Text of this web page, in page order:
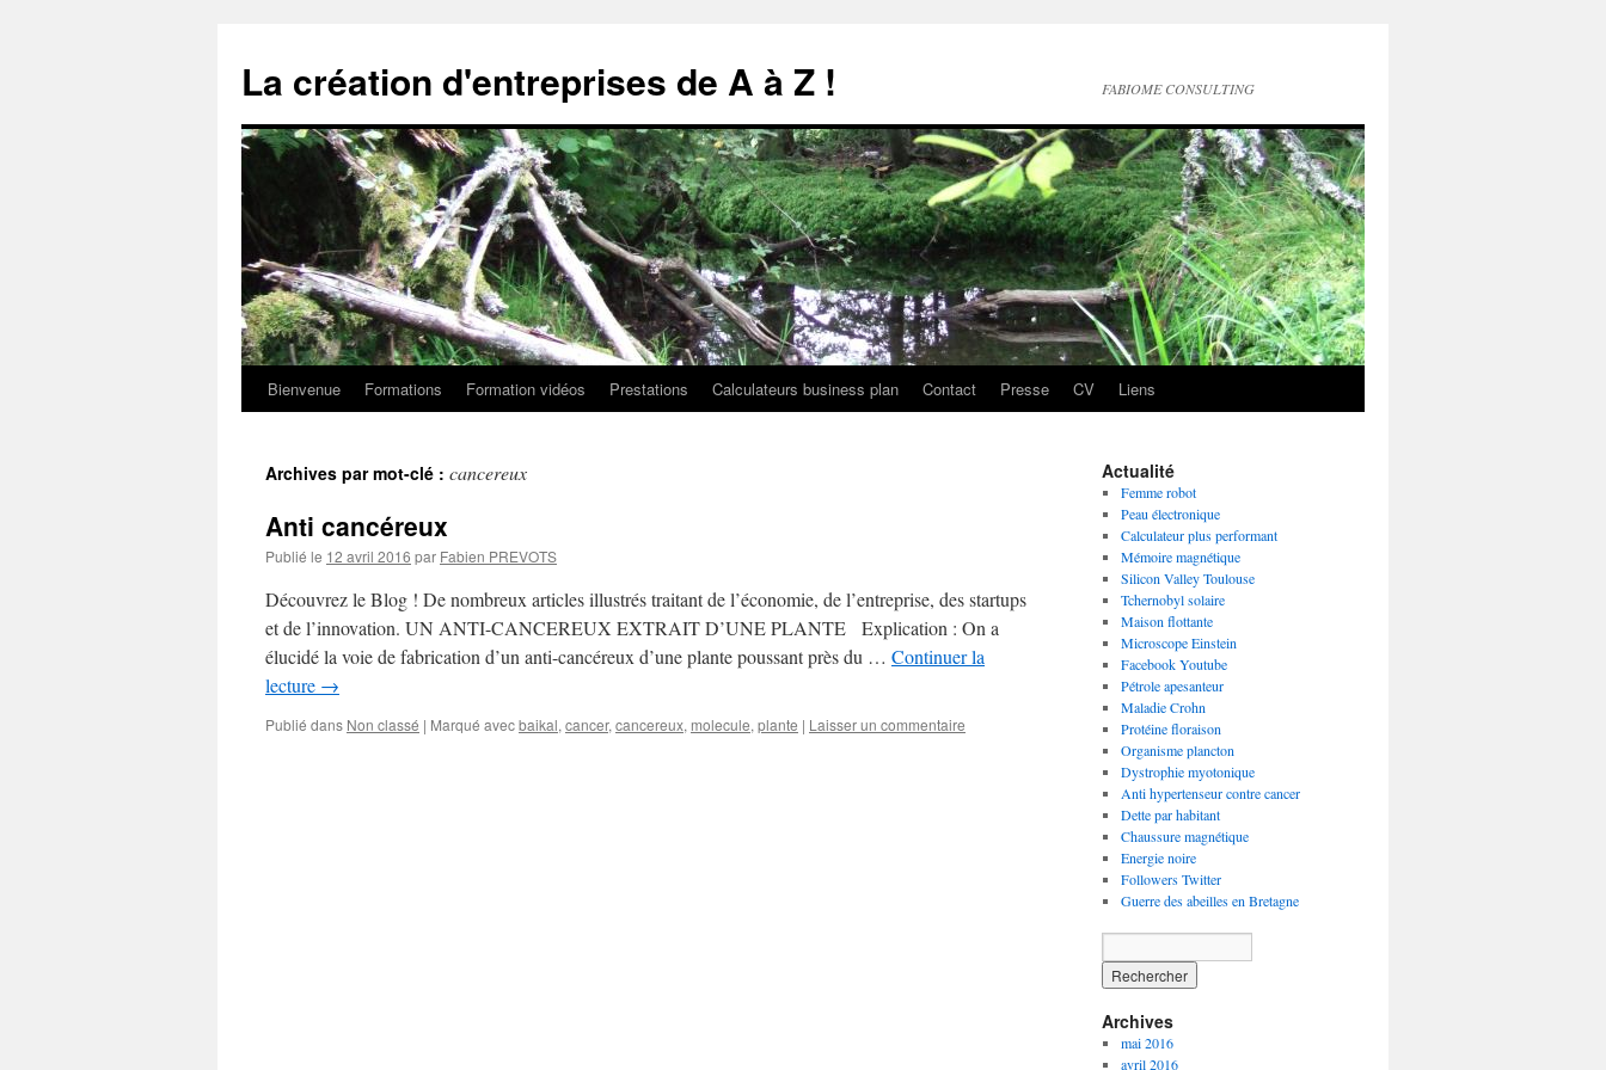
La création d'entreprises de A à Z ! FABIOME CONSULTING
Aller
contenu
Bienvenue Formations Formation vidéos Prestations Calculateurs business plan Contact Presse CV Liens
Archives par mot-clé : cancereux
Anti cancéreux
Publié le 12 avril 2016 par Fabien PREVOTS
Découvrez le Blog ! De nombreux articles illustrés traitant de l’économie, de l’entreprise, des startups
et de l’innovation. UN ANTI-CANCEREUX EXTRAIT D’UNE PLANTE Explication : On a
élucidé la voie de fabrication d’un anti-cancéreux d’une plante poussant près du … Continuer la
lecture →
Publié dans Non classé | Marqué avecbaikal, cancer, cancereux, molecule, plante | Laisser un commentaire
Actualité
Femme robot
Peau électronique
Calculateur plus performant
Mémoire magnétique
Silicon Valley Toulouse
Tchernobyl solaire
Maison flottante
Microscope Einstein
Facebook Youtube
Pétrole apesanteur
Maladie Crohn
Protéine floraison
Organisme plancton
Dystrophie myotonique
Anti hypertenseur contre cancer
Dette par habitant
Chaussure magnétique
Energie noire
Followers Twitter
Guerre des abeilles en Bretagne
Archives
mai 2016
avril 2016